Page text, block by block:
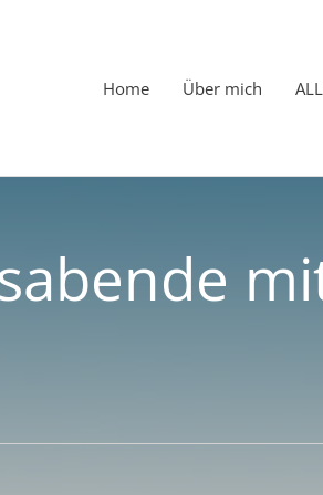
Home Über mich